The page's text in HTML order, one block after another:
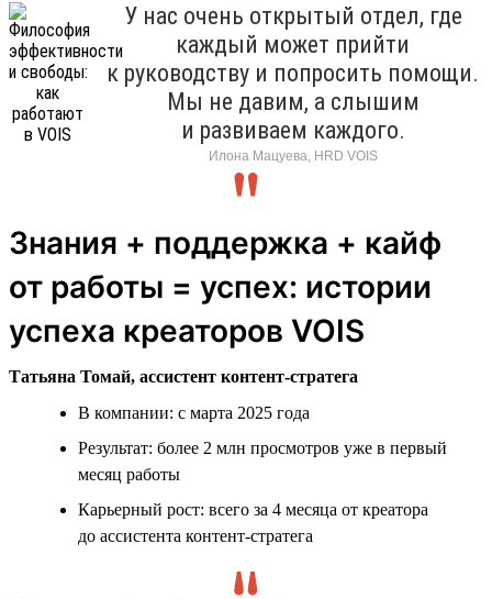
У нас очень открытый отдел, где
каждый может прийти
к руководству и попросить помощи.
Мы не давим, а слышим
и развиваем каждого.
Илона Мацуева, HRD VOIS
Знания + поддержка + кайф
от работы = успех: истории
успеха креаторов VOIS
Татьяна Томай, ассистент контент-стратега
В компании: с марта 2025 года
Результат: более 2 млн просмотров уже в первый
месяц работы
Карьерный рост: всего за 4 месяца от креатора
до ассистента контент-стратега